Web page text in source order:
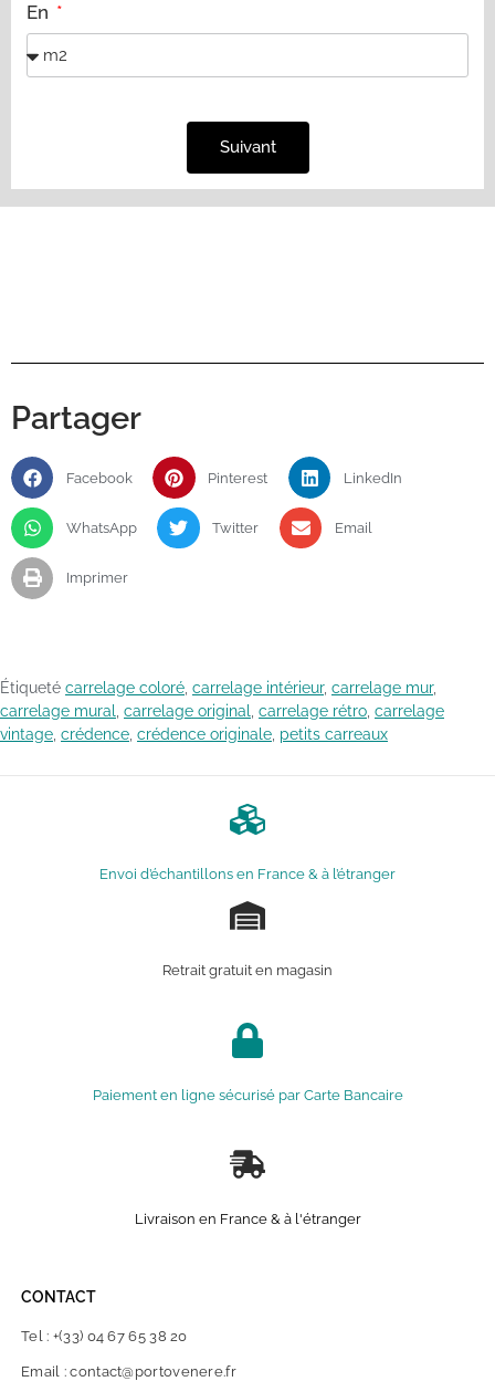
En
Suivant
Partager
Facebook Pinterest LinkedIn
WhatsApp Twitter Email
Imprimer
Étiqueté carrelage coloré carrelage intérieur, carrelage mur,
carrelage mural carrelage original carrelage rétro carrelage
vintage crédence crédence originale petits carreaux
Envoi d’échantillons en France & à l’étranger
Retrait gratuit en magasin
Paiement en ligne sécurisé par Carte Bancaire
Livraison en France & à l'étranger
CONTACT
Tel : +(33) 04 67 65 38 20
Email : contact@portovenere.fr